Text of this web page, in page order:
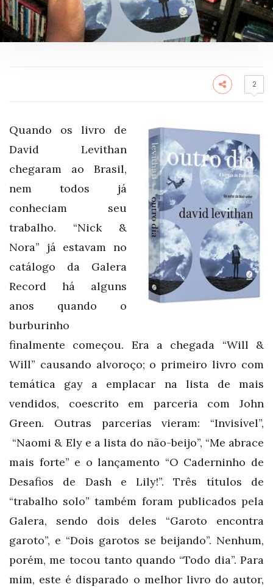
2
Quando os livro de
David Levithan
chegaram ao Brasil,
nem todos já
conheciam seu
trabalho. “Nick &
Nora” já estavam no
catálogo da Galera
Record há alguns
anos quando o
burburinho
finalmente começou. Era a chegada “Will &
Will” causando alvoroço; o primeiro livro com
temática gay a emplacar na lista de mais
vendidos, coescrito em parceria com John
Green. Outras parcerias vieram: “Invisível”,
“Naomi & Ely e a lista do não-beijo”, “Me abrace
mais forte” e o lançamento “O Caderninho de
Desafios de Dash e Lily!”. Três títulos de
“trabalho solo” também foram publicados pela
Galera, sendo dois deles “Garoto encontra
garoto”, e “Dois garotos se beijando”. Nenhum,
porém, me tocou tanto quando “Todo dia”. Para
mim, este é disparado o melhor livro do autor,